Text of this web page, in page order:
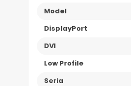
Model
DisplayPort
DVI
Low Profile
Seria